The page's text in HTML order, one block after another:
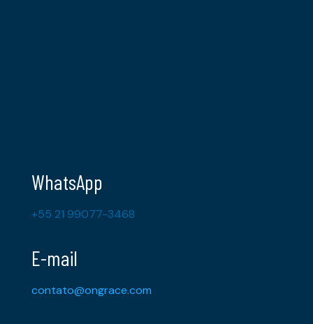
WhatsApp
+55 21 99077-3468
E-mail
contato@ongrace.com